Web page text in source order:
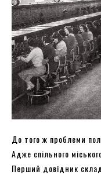
До того ж проблеми
Адже спільного
Перший довідник